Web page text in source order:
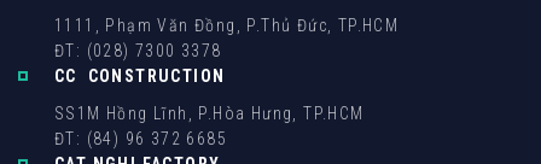
1111, Phạm Văn Đồng, P.Thủ Đức, TP.HCM
ĐT: (028) 7300 3378
CC CONSTRUCTION
SS1M Hồng Lĩnh, P.Hòa Hưng, TP.HCM
ĐT: (84) 96 372 6685